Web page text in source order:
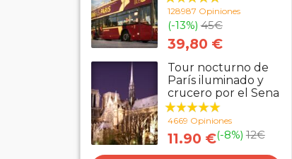
128987 Opiniones
(-13%) 45€
39,80 €
Tour nocturno de
París iluminado y
crucero por el Sena
4669 Opiniones
(-8%) 12€
11.90 €